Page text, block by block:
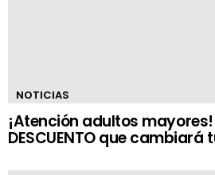
NOTICIAS
¡Atención adultos
DESCUENTO que cambiará